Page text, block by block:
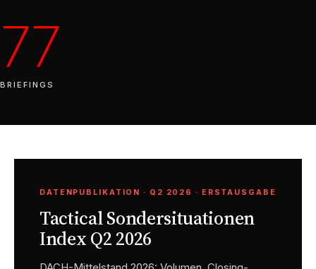
77
BRIEFINGS
DATENPUBLIKATION · Q2 2026 · ERSTAUSGABE
Tactical Sondersituationen
Index Q2 2026